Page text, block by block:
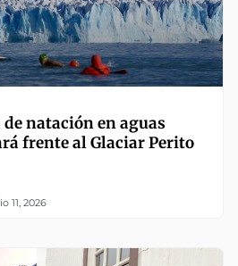
natación en aguas
frente al Glaciar Perito
11, 2026